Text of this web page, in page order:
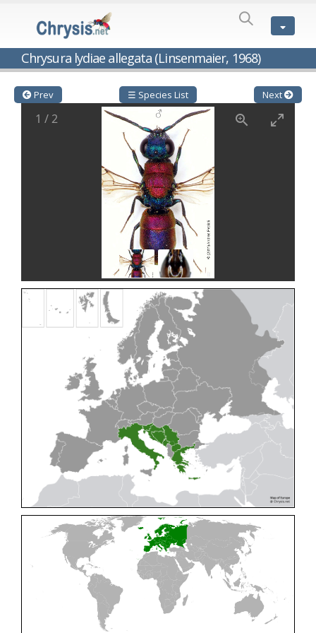
Chrysura lydiae allegata (Linsenmaier, 1968)
Genus:
Cleptes
1802
Cleptes aerosusFörster, 1853
Cleptes afer
Lucas, 1849
Móczár, 2009
(Fabricius, 1787)
Linsenmaier, 1994
Linsenmaier, 1968
Linsenmaier, 1968
Móczár, 2000
Cleptes nyonensisMóczár, 1997
Cleptes obsoletus
Semenov, 1891
Cleptes orientalis
Dahlbom, 1854
Lepeletier, 1806
Móczár, 1968
Buysson, 1886
Linsenmaier, 1986
Mocsáry, 1889
(Linnaeus, 1761)
Tournier, 1879
(Fabricius, 1794)
Cleptes triestensisMóczár, 2000
[E]
Elampus albipennis
Elampus ambiguusDahlbom, 1845
Elampus bidens(Förster, 1853)
Elampus cecchiniae (Semenov, 1967)
Elampus constrictus
(Förster, 1853)
Elampus foveatus
(Mocsáry, 1914)
(Buysson, 1892)
(Fabricius, 1804)
(Dahlbom, 1854)
(Semenov, 1967)
(Förster, 1853)
Prev ☰ Species List Next
1 /2